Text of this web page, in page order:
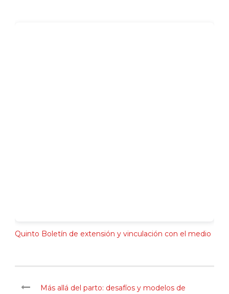
Quinto Boletín de extensión y vinculación con el medio
Más allá del parto: desafíos y modelos de